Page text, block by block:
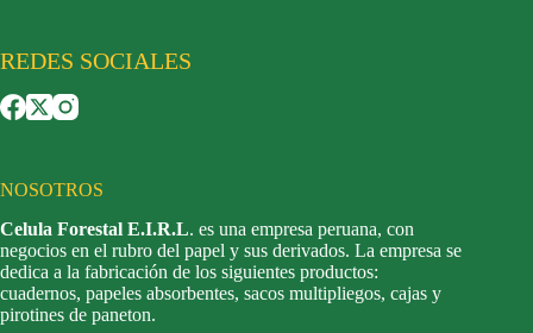
REDES SOCIALES
NOSOTROS
Celula Forestal E.I.R.L. es una empresa peruana, con
negocios en el rubro del papel y sus derivados. La empresa se
dedica a la fabricación de los siguientes productos:
cuadernos, papeles absorbentes, sacos multipliegos, cajas y
pirotines de paneton.